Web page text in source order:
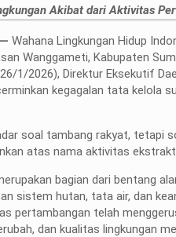
Akibat dari Aktivitas
Wahana Lingkungan Hidup
Wanggameti, Kabupaten
1/2026), Direktur Eksekutif
kegagalan tata kelola
soal tambang rakyat, tetapi
atas nama aktivitas
bagian dari bentang
sistem hutan, tata air, dan
pertambangan telah
dan kualitas lingkungan